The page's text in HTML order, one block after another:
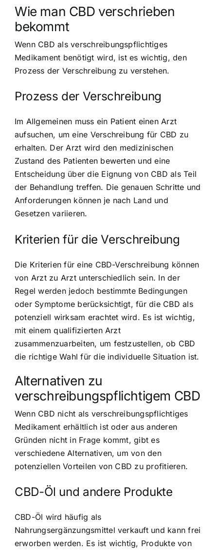
Wie man CBD verschrieben
bekommt
Wenn CBD als verschreibungspflichtiges
Medikament benötigt wird, ist es wichtig, den
Prozess der Verschreibung zu verstehen.
Prozess der Verschreibung
Im Allgemeinen muss ein Patient einen Arzt
aufsuchen, um eine Verschreibung für CBD zu
erhalten. Der Arzt wird den medizinischen
Zustand des Patienten bewerten und eine
Entscheidung über die Eignung von CBD als Teil
der Behandlung treffen. Die genauen Schritte und
Anforderungen können je nach Land und
Gesetzen variieren.
Kriterien für die Verschreibung
Die Kriterien für eine CBD-Verschreibung können
von Arzt zu Arzt unterschiedlich sein. In der
Regel werden jedoch bestimmte Bedingungen
oder Symptome berücksichtigt, für die CBD als
potenziell wirksam erachtet wird. Es ist wichtig,
mit einem qualifizierten Arzt
zusammenzuarbeiten, um festzustellen, ob CBD
die richtige Wahl für die individuelle Situation ist.
Alternativen zu
verschreibungspflichtigem CBD
Wenn CBD nicht als verschreibungspflichtiges
Medikament erhältlich ist oder aus anderen
Gründen nicht in Frage kommt, gibt es
verschiedene Alternativen, um von den
potenziellen Vorteilen von CBD zu profitieren.
CBD-Öl und andere Produkte
CBD-Öl wird häufig als
Nahrungsergänzungsmittel verkauft und kann frei
erworben werden. Es ist wichtig, Produkte von